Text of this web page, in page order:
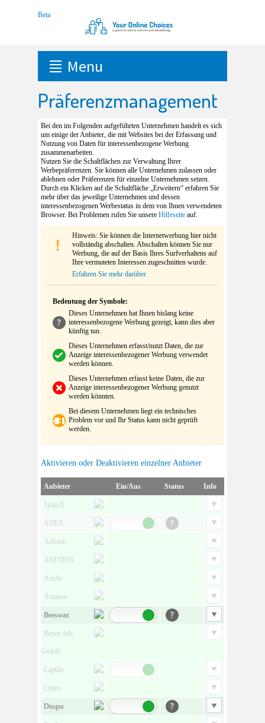
Menu
Präferenzmanagement
Bei den im Folgenden aufgeführten Unternehmen handelt es sich
um einige der Anbieter, die mit Websites bei der Erfassung und
Nutzung von Daten für interessenbezogene Werbung
zusammenarbeiten.
Nutzen Sie die Schaltflächen zur Verwaltung Ihrer
Werbepräferenzen. Sie können alle Unternehmen zulassen oder
ablehnen oder Präferenzen für einzelne Unternehmen setzen.
Durch ein Klicken auf die Schaltfläche „Erweitern“ erfahren Sie
mehr über das jeweilige Unternehmen und dessen
interessenbezogenen Werbestatus in dem von Ihnen verwendeten
Browser. Bei Problemen rufen Sie unsere Hilfeseite auf.
Hinweis: Sie können die Internetwerbung hier nicht
vollständig abschalten. Abschalten können Sie nur
Werbung, die auf der Basis Ihres Surfverhaltens auf
Ihre vermuteten Interessen zugeschnitten wurde.
Erfahren Sie mehr darüber
Bedeutung der Symbole:
Dieses Unternehmen hat Ihnen bislang keine
interessenbezogene Werbung gezeigt, kann dies aber
künftig tun.
Dieses Unternehmen erfasst/nutzt Daten, die zur
Anzeige interessenbezogener Werbung verwendet
werden können.
Dieses Unternehmen erfasst keine Daten, die zur
Anzeige interessenbezogener Werbung genutzt
werden könnten.
Bei diesem Unternehmen liegt ein technisches
Problem vor und Ihr Status kann nicht geprüft
werden.